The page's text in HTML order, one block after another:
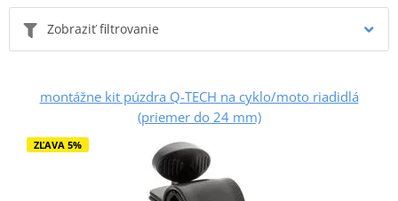
Zobraziť filtrovanie
montážne kit púzdra Q-TECH na cyklo/moto riadidlá
(priemer do 24 mm)
ZĽAVA 5%